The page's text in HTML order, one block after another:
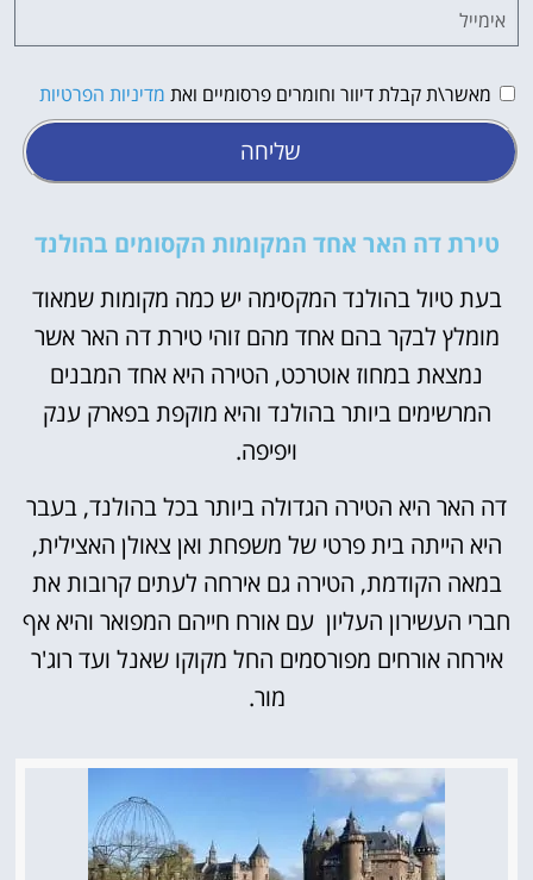
מאשר\ת קבלת דיוור וחומרים פרסומיים ואת מדיניות הפרטיות
שליחה
טירת דה האר אחד המקומות הקסומים בהולנד
בעת טיול בהולנד המקסימה יש כמה מקומות שמאוד
מומלץ לבקר בהם אחד מהם זוהי טירת דה האר אשר
נמצאת במחוז אוטרכט, הטירה היא אחד המבנים
המרשימים ביותר בהולנד והיא מוקפת בפארק ענק
ויפיפה.
דה האר היא הטירה הגדולה ביותר בכל בהולנד, בעבר
היא הייתה בית פרטי של משפחת ואן צאולן האצילית,
במאה הקודמת, הטירה גם אירחה לעתים קרובות את
חברי העשירון העליון עם אורח חייהם המפואר והיא אף
אירחה אורחים מפורסמים החל מקוקו שאנל ועד רוג'ר
מור.